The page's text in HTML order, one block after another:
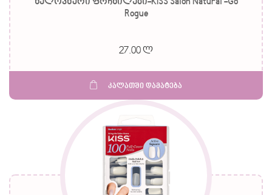
Rogue
27.00 ლ
კალათში დამატება